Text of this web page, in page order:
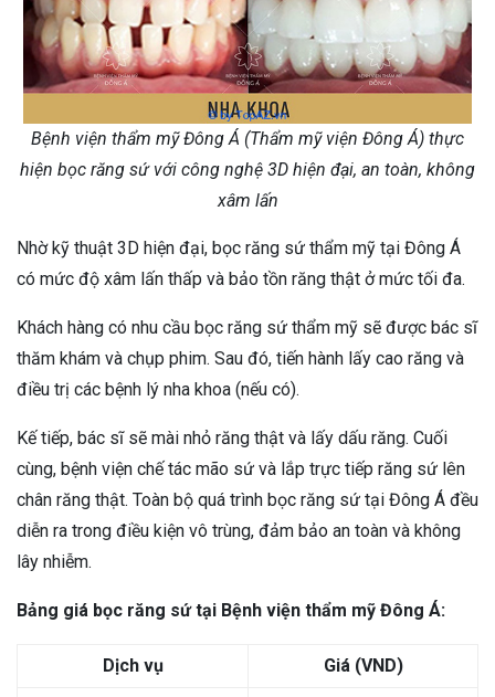
Bệnh viện thẩm mỹ Đông Á (Thẩm mỹ viện Đông Á) thực
hiện bọc răng sứ với công nghệ 3D hiện đại, an toàn, không
xâm lấn
Nhờ kỹ thuật 3D hiện đại, bọc răng sứ thẩm mỹ tại Đông Á
có mức độ xâm lấn thấp và bảo tồn răng thật ở mức tối đa.
Khách hàng có nhu cầu bọc răng sứ thẩm mỹ sẽ được bác sĩ
thăm khám và chụp phim. Sau đó, tiến hành lấy cao răng và
điều trị các bệnh lý nha khoa (nếu có).
Kế tiếp, bác sĩ sẽ mài nhỏ răng thật và lấy dấu răng. Cuối
cùng, bệnh viện chế tác mão sứ và lắp trực tiếp răng sứ lên
chân răng thật. Toàn bộ quá trình bọc răng sứ tại Đông Á đều
diễn ra trong điều kiện vô trùng, đảm bảo an toàn và không
lây nhiễm.
Bảng giá bọc răng sứ tại Bệnh viện thẩm mỹ Đông Á:
Dịch vụ Giá (VND)